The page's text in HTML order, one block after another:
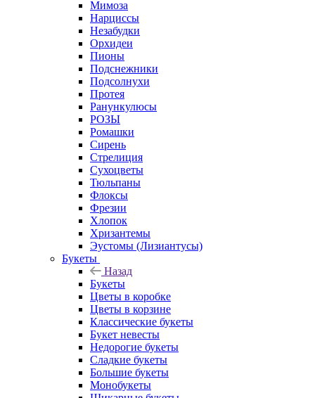
Мимоза
Нарциссы
Незабудки
Орхидеи
Пионы
Подснежники
Подсолнухи
Протея
Ранункулюсы
РОЗЫ
Ромашки
Сирень
Стрелиция
Сухоцветы
Тюльпаны
Флоксы
Фрезии
Хлопок
Хризантемы
Эустомы (Лизиантусы)
Букеты
Назад
Букеты
Цветы в коробке
Цветы в корзине
Классические букеты
Букет невесты
Недорогие букеты
Сладкие букеты
Большие букеты
Монобукеты